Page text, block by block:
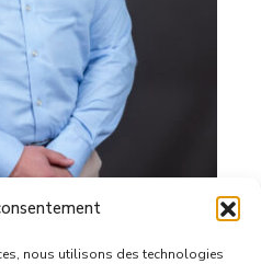
nous utilisons des technologies